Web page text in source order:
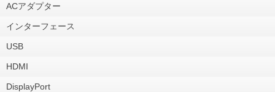
ACアダプター
インターフェース
USB
HDMI
DisplayPort